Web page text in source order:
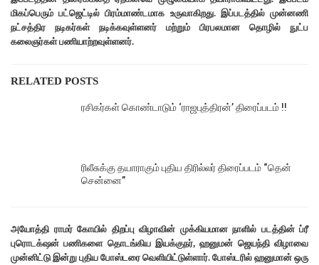
மிகப்பெரும் பட்ஜெட்டில் பிரம்மாண்டமாக உருவாகிறது. இப்படத்தில் முன்னணி
நட்சத்திர நடிகர்கள் நடிக்கவுள்ளனர் மற்றும் பிரபலமான தொழில் நுட்ப
கலைஞர்கள் பணியாற்றவுள்ளனர்.
RELATED POSTS
ரசிகர்கள் கொண்டாடும் ‘ராஜபுத்திரன்’ திரைப்படம் !!
ரிலீசுக்கு தயாராகும் புதிய திரில்லர் திரைப்படம் “தென்
சென்னை”
அயோத்தி ராமர் கோயில் திறப்பு விழாவின் முக்கியமான நாளில் படத்தின் ப்ரீ
புரொடக்‌ஷன் பணிகளை தொடங்கிய இயக்குநர், ஹனுமன் ஜெயந்தி விழாவை
முன்னிட்டு இன்று புதிய போஸ்டரை வெளியிட்டுள்ளார். போஸ்டரில் ஹனுமான் ஒரு